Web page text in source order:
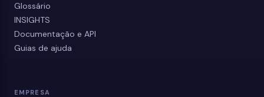
Glossário
INSIGHTS
Documentação e API
Guias de ajuda
EMPRESA